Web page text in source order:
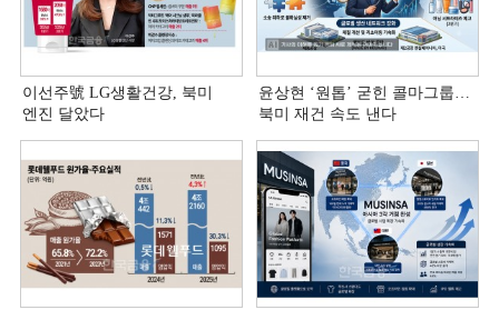
이선주號 LG생활건강, 북미
엔진 달았다
윤상현 ‘원톱ʼ 굳힌 콜마그룹…
북미 재건 속도 낸다